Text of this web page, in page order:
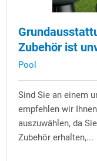
Zubehör ist
Pool
Sind Sie an einem
empfehlen wir
auszuwählen, da
Zubehör erhalten,...